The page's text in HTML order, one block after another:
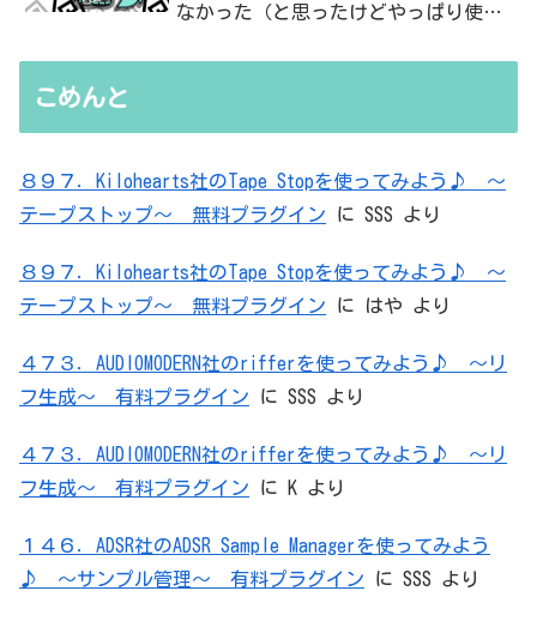
なかった（と思ったけどやっぱり使っ
無駄を重ねた結論はシンプルだった
こめんと
８９７．Kilohearts社のTape Stopを使ってみよう♪ ～
テープストップ～ 無料プラグイン に SSS より
８９７．Kilohearts社のTape Stopを使ってみよう♪ ～
テープストップ～ 無料プラグイン に はや より
４７３．AUDIOMODERN社のrifferを使ってみよう♪ ～リ
フ生成～ 有料プラグイン に SSS より
４７３．AUDIOMODERN社のrifferを使ってみよう♪ ～リ
フ生成～ 有料プラグイン に K より
１４６．ADSR社のADSR Sample Managerを使ってみよう
♪ ～サンプル管理～ 有料プラグイン に SSS より